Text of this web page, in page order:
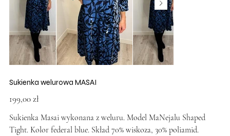
Sukienka welurowa MASAI
199,00 zł
Sukienka Masai wykonana z weluru. Model MaNejalu Shaped
Tight. Kolor federal blue. Skład 70% wiskoza, 30% poliamid.